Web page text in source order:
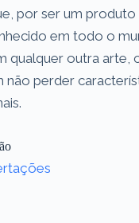
por ser um
em todo o
qualquer outra arte,
não perder